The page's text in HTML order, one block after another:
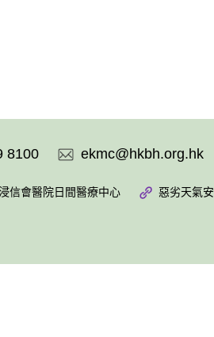
8100 ekmc@hkbh.org.hk
信會醫院日間醫療中心 惡劣天氣